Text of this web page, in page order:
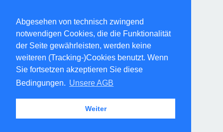
Abgesehen von technisch zwingend
notwendigen Cookies, die die Funktionalität
der Seite gewährleisten, werden keine
weiteren (Tracking-)Cookies benutzt. Wenn
Sie fortsetzen akzeptieren Sie diese
Bedingungen. Unsere AGB
Weiter